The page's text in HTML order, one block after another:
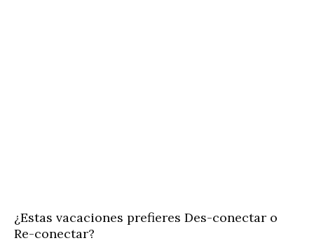
¿Estas vacaciones prefieres Des-conectar o
Re-conectar?